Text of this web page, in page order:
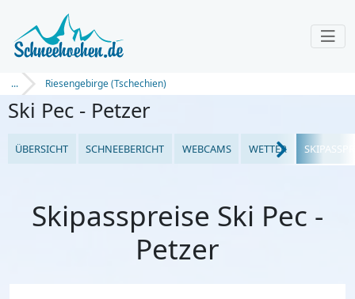
... Riesengebirge (Tschechien)
Ski Pec - Petzer
ÜBERSICHT SCHNEEBERICHT WEBCAMS WETTER
Skipasspreise Ski Pec -
Petzer